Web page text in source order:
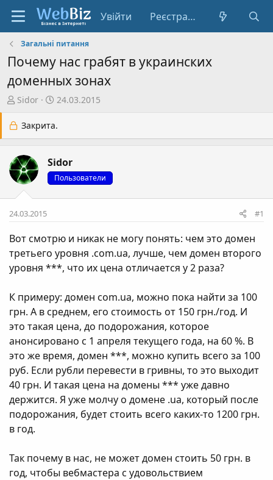
Увійти Реєстрація
Загальні питання
Почему нас грабят в украинских
доменных зонах
А
т
о
т
е
и
Sidor
Д
т
а
т
в
о
р
н
я
24.03.2015
Закрита.
Sidor
Пользователи
24.03.2015 #1
Вот смотрю и никак не могу понять: чем это домен
третьего уровня .com.ua, лучше, чем домен второго
уровня ***, что их цена отличается у 2 раза?
К примеру: домен com.ua, можно пока найти за 100
грн. А в среднем, его стоимость от 150 грн./год. И
это такая цена, до подорожания, которое
анонсировано с 1 апреля текущего года, на 60 %. В
это же время, домен ***, можно купить всего за 100
руб. Если рубли перевести в гривны, то это выходит
40 грн. И такая цена на домены *** уже давно
держится. Я уже молчу о домене .ua, который после
подорожания, будет стоить всего каких-то 1200 грн.
в год.
Так почему в нас, не может домен стоить 50 грн. в
год, чтобы вебмастера с удовольствием